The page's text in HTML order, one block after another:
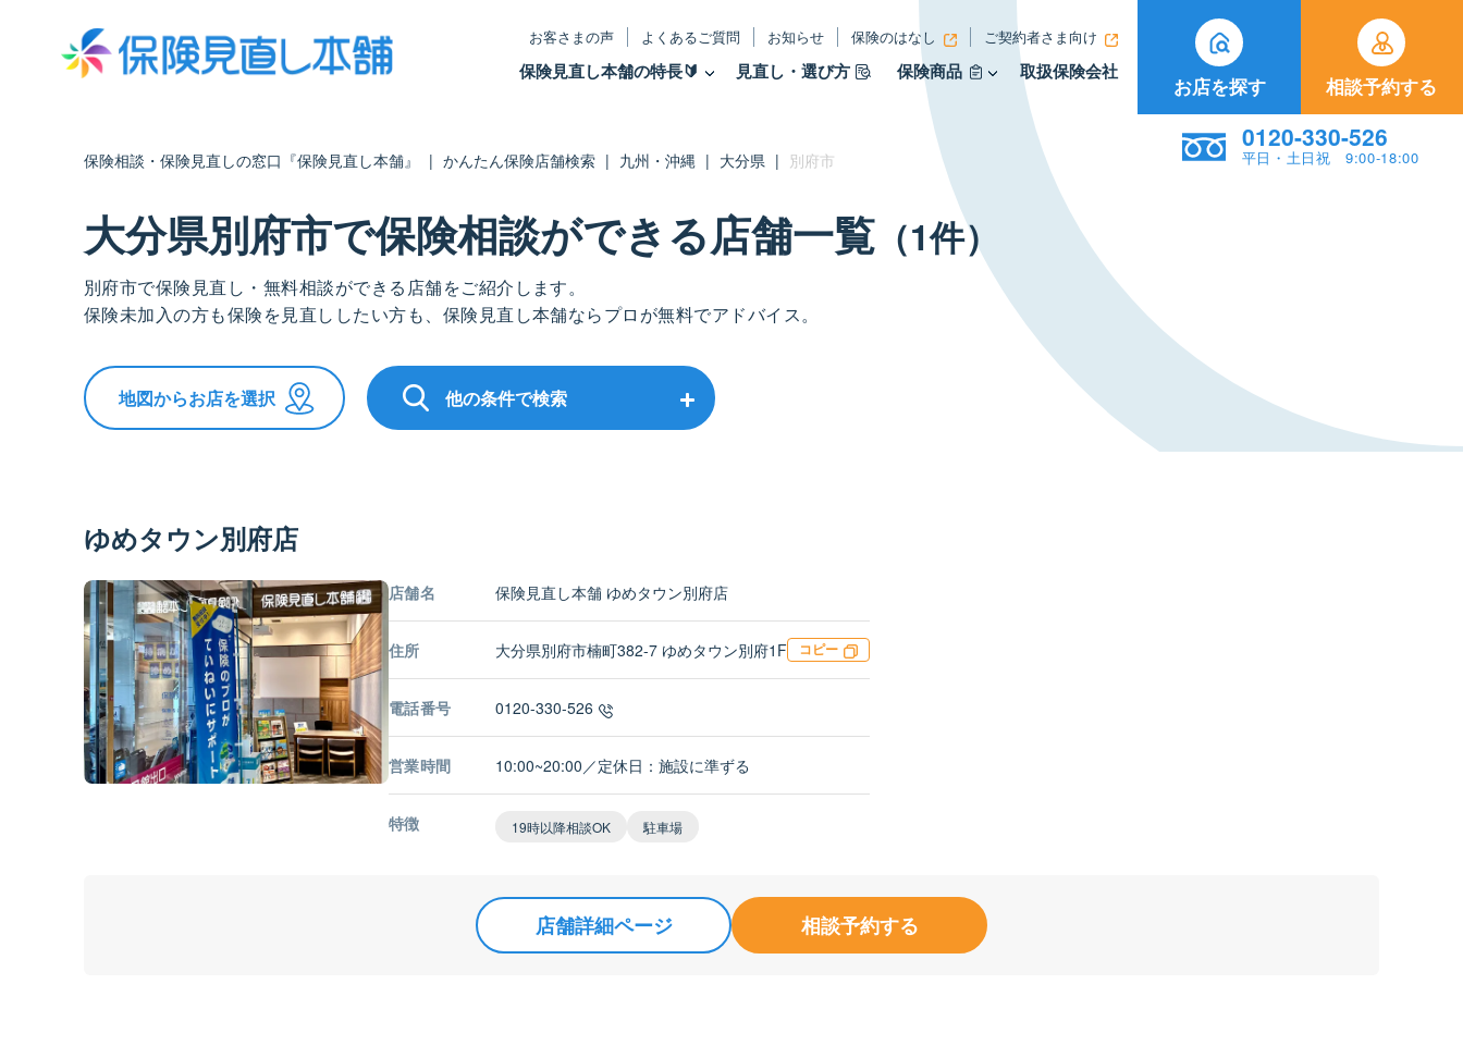
お客さまの声 よくあるご質問 お知らせ 保険のはなし ご契約者さま向け
保険見直し本舗の特長🔰 見直し・選び方 保険商品 取扱保険会社
お店を探す 相談予約する
0120-330-526
平日・土日祝 9:00-18:00
保険相談・保険見直しの窓口『保険見直し本舗』 | かんたん保険店舗検索 | 九州・沖縄 | 大分県 | 別府市
大分県別府市で保険相談ができる店舗⼀覧 （1件）
別府市で保険見直し・無料相談ができる店舗をご紹介します。
保険未加入の方も保険を見直ししたい方も、保険見直し本舗ならプロが無料でアドバイス。
地図からお店を選択 他の条件で検索
ゆめタウン別府店
店舗名 保険見直し本舗 ゆめタウン別府店
住所 大分県別府市楠町382-7 ゆめタウン別府1F コピー
電話番号 0120-330-526
営業時間 10:00~20:00／定休日：施設に準ずる
特徴 19時以降相談OK 駐車場
店舗詳細ページ 相談予約する